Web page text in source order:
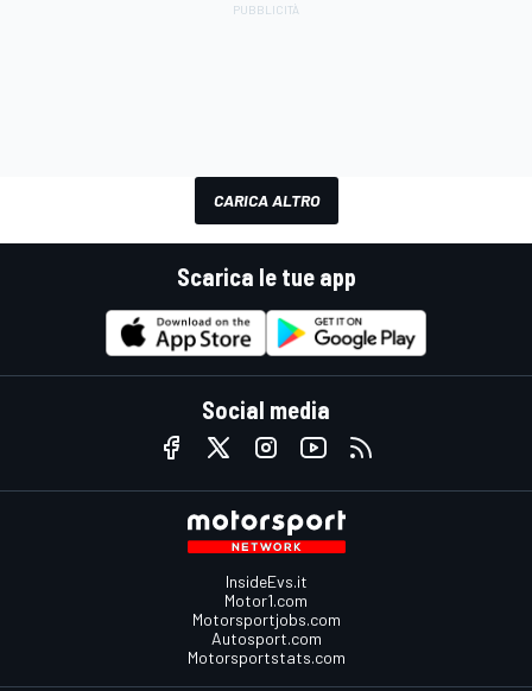
CARICA ALTRO
Scarica le tue app
Social media
InsideEvs.it
Motor1.com
Motorsportjobs.com
Autosport.com
Motorsportstats.com